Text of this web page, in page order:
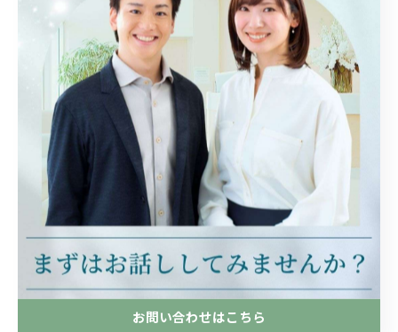
最近の投稿 Recent Posts
2026/08/04
結婚相談所の料金や20代女性の会員が多い埼玉県秩父郡横瀬町の選び方と費用相場
2026/08/03
お問い合わせはこちら